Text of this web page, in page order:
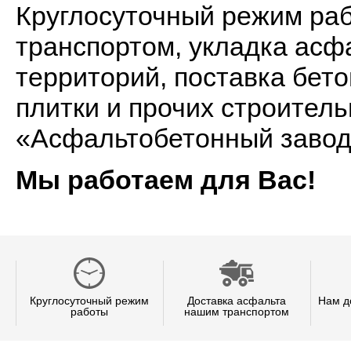
Круглосуточный режим
транспортом, укладка
территорий, поставка
плитки и прочих
«Асфальтобетонный
Мы работаем для Вас!
Круглосуточный режим
работы
Доставка асфальта
нашим транспортом
Нам